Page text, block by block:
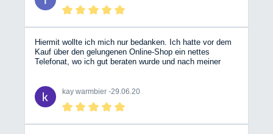
Hiermit wollte ich mich nur bedanken. Ich hatte vor dem
Kauf über den gelungenen Online-Shop ein nettes
Telefonat, wo ich gut beraten wurde und nach meiner
Samstag ca. 24 Stunden später bei mir. Wirklich toll.
kay warmbier -29.06.20